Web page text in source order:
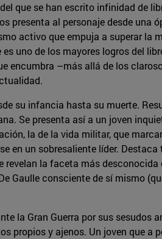
que se han escrito infinidad de
presenta al personaje desde una
activo que empuja a superar la
uno de los mayores logros del
encumbra –más allá de los
su infancia hasta su muerte.
Se presenta así a un joven
la de la vida militar, que
en un sobresaliente líder.
la faceta más desconocida
Gaulle consciente de sí mismo
la Gran Guerra por sus sesudos
propios y ajenos. Un joven que